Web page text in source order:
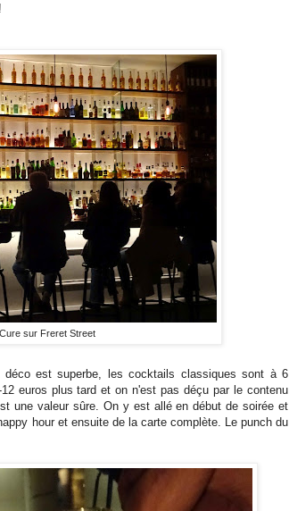
sur Freret Street
déco est superbe, les cocktails classiques sont à 6
euros plus tard et on n'est pas déçu par le contenu
une valeur sûre. On y est allé en début de soirée et
hour et ensuite de la carte complète. Le punch du